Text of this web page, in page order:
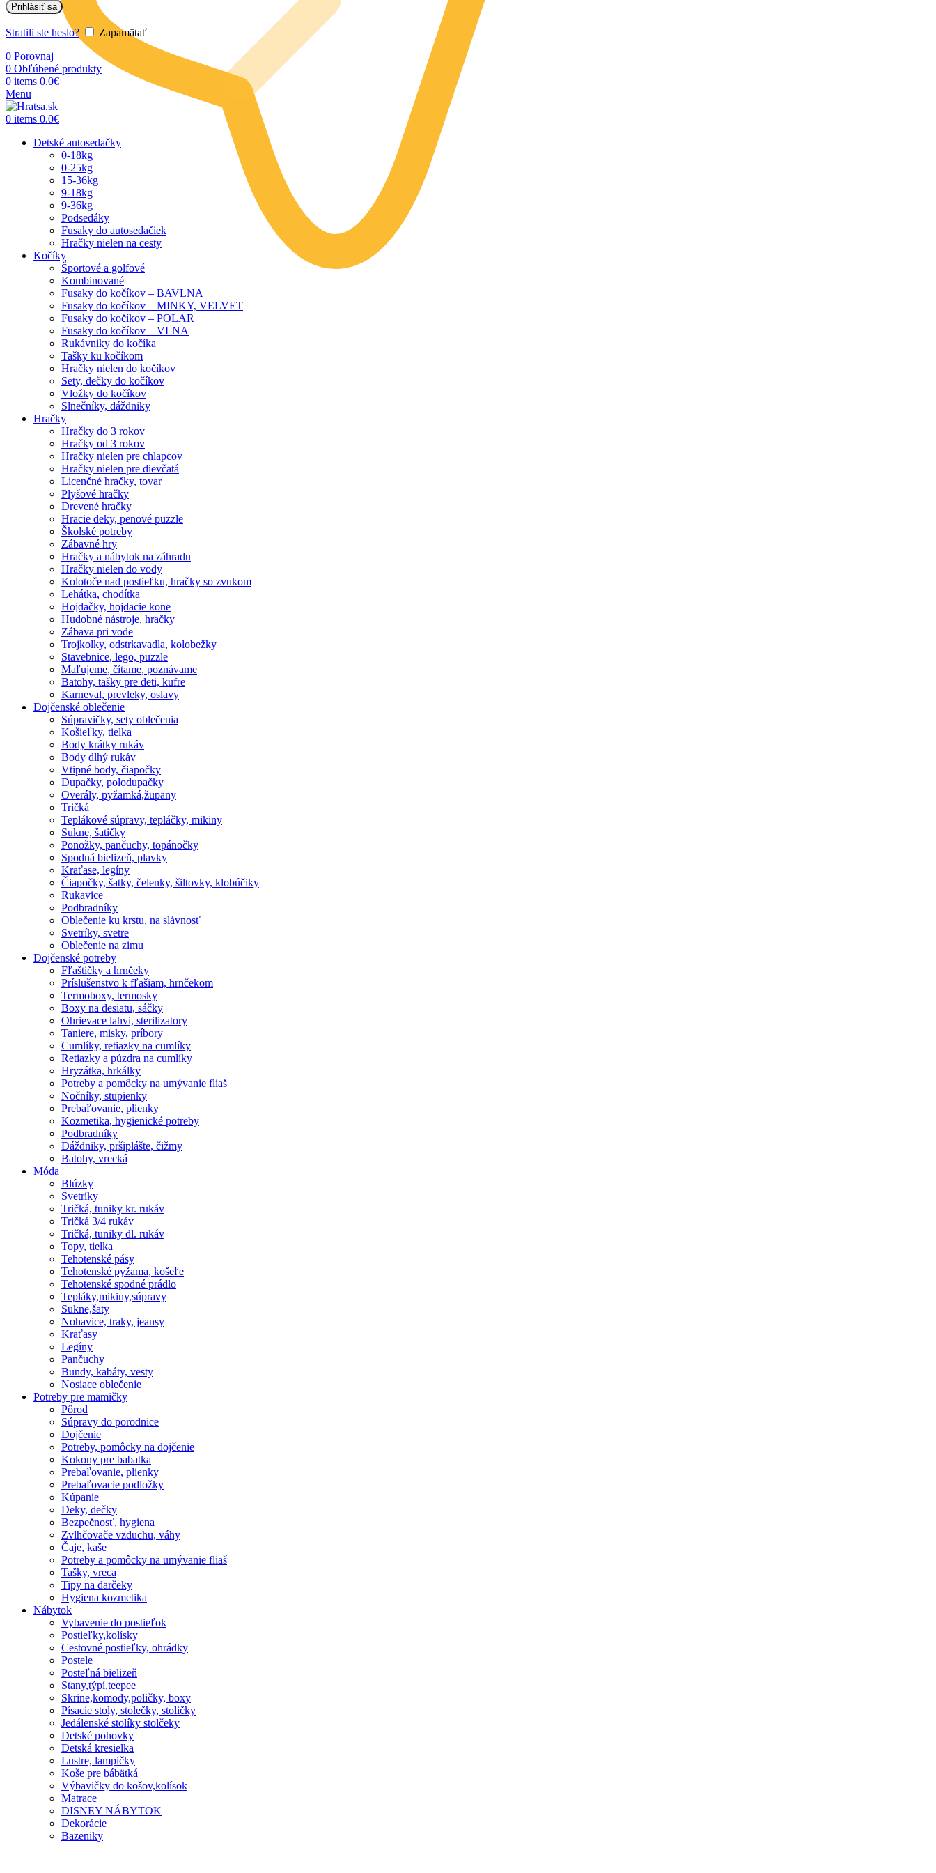
Prihlásiť sa
Stratili ste heslo?
Zapamätať
0 Porovnaj
0 Obľúbené produkty
0 items 0.0€
Menu
0 items 0.0€
Detské autosedačky
0-18kg
0-25kg
15-36kg
9-18kg
9-36kg
Podsedáky
Fusaky do autosedačiek
Hračky nielen na cesty
Kočíky
Športové a golfové
Kombinované
Fusaky do kočíkov – BAVLNA
Fusaky do kočíkov – MINKY, VELVET
Fusaky do kočíkov – POLAR
Fusaky do kočíkov – VLNA
Rukávniky do kočíka
Tašky ku kočíkom
Hračky nielen do kočíkov
Sety, dečky do kočíkov
Vložky do kočíkov
Slnečníky, dáždniky
Hračky
Hračky do 3 rokov
Hračky od 3 rokov
Hračky nielen pre chlapcov
Hračky nielen pre dievčatá
Licenčné hračky, tovar
Plyšové hračky
Drevené hračky
Hracie deky, penové puzzle
Školské potreby
Zábavné hry
Hračky a nábytok na záhradu
Hračky nielen do vody
Kolotoče nad postieľku, hračky so zvukom
Lehátka, chodítka
Hojdačky, hojdacie kone
Hudobné nástroje, hračky
Zábava pri vode
Trojkolky, odstrkavadla, kolobežky
Stavebnice, lego, puzzle
Maľujeme, čítame, poznávame
Batohy, tašky pre deti, kufre
Karneval, prevleky, oslavy
Dojčenské oblečenie
Súpravičky, sety oblečenia
Košieľky, tielka
Body krátky rukáv
Body dlhý rukáv
Vtipné body, čiapočky
Dupačky, polodupačky
Overály, pyžamká,župany
Tričká
Teplákové súpravy, tepláčky, mikiny
Sukne, šatičky
Ponožky, pančuchy, topánočky
Spodná bielizeň, plavky
Kraťase, legíny
Čiapočky, šatky, čelenky, šiltovky, klobúčiky
Rukavice
Podbradníky
Oblečenie ku krstu, na slávnosť
Svetríky, svetre
Oblečenie na zimu
Dojčenské potreby
Fľaštičky a hrnčeky
Príslušenstvo k fľašiam, hrnčekom
Termoboxy, termosky
Boxy na desiatu, sáčky
Ohrievace lahvi, sterilizatory
Taniere, misky, príbory
Cumlíky, retiazky na cumlíky
Retiazky a púzdra na cumlíky
Hryzátka, hrkálky
Potreby a pomôcky na umývanie fliaš
Nočníky, stupienky
Prebaľovanie, plienky
Kozmetika, hygienické potreby
Podbradníky
Dáždniky, pršiplášte, čižmy
Batohy, vrecká
Móda
Blúzky
Svetríky
Tričká, tuniky kr. rukáv
Tričká 3/4 rukáv
Tričká, tuniky dl. rukáv
Topy, tielka
Tehotenské pásy
Tehotenské pyžama, košeľe
Tehotenské spodné prádlo
Tepláky,mikiny,súpravy
Sukne,šaty
Nohavice, traky, jeansy
Kraťasy
Legíny
Pančuchy
Bundy, kabáty, vesty
Nosiace oblečenie
Potreby pre mamičky
Pôrod
Súpravy do porodnice
Dojčenie
Potreby, pomôcky na dojčenie
Kokony pre babatka
Prebaľovanie, plienky
Prebaľovacie podložky
Kúpanie
Deky, dečky
Bezpečnosť, hygiena
Zvlhčovače vzduchu, váhy
Čaje, kaše
Potreby a pomôcky na umývanie fliaš
Tašky, vreca
Tipy na darčeky
Hygiena kozmetika
Nábytok
Vybavenie do postieľok
Postieľky,kolísky
Cestovné postieľky, ohrádky
Postele
Posteľná bielizeň
Stany,týpí,teepee
Skrine,komody,poličky, boxy
Písacie stoly, stolečky, stoličky
Jedálenské stolíky stolčeky
Detské pohovky
Detská kresielka
Lustre, lampičky
Koše pre bábätká
Výbavičky do košov,kolísok
Matrace
DISNEY NÁBYTOK
Dekorácie
Bazeniky